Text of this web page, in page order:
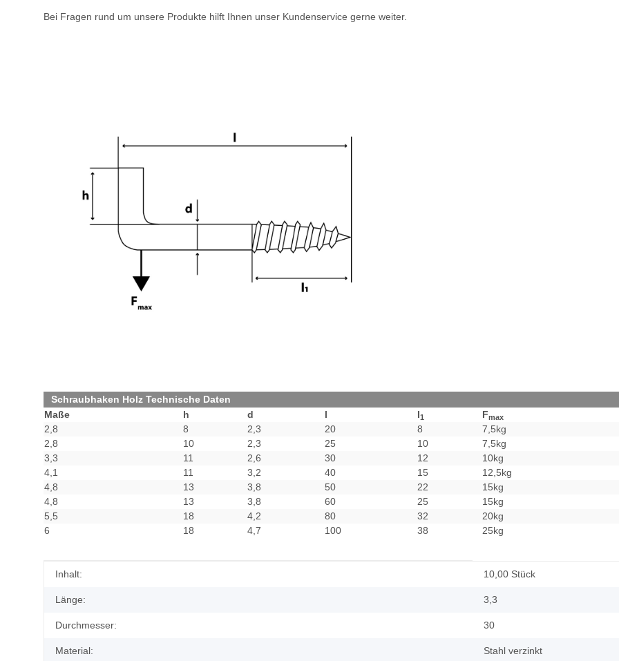
Bei Fragen rund um unsere Produkte hilft Ihnen unser Kundenservice gerne weiter.
Schraubhaken Holz Technische Daten
Maße
h d l l1 Fmax
2,8 8 2,3 20 8
7,5kg
2,8
10 2,3 25 10
7,5kg
3,3
11 2,6 30 12
10kg
4,1
11 3,2 40 15
12,5kg
4,8
13 3,8 50 22
15kg
4,8
13 3,8 60 25
15kg
5,5
18 4,2 80 32
20kg
6
18 4,7 100 38 25kg
Produkteigenschaft
Wert
Inhalt: 10,00 Stück
Länge: 3,3
Durchmesser: 30
Material: Stahl verzinkt